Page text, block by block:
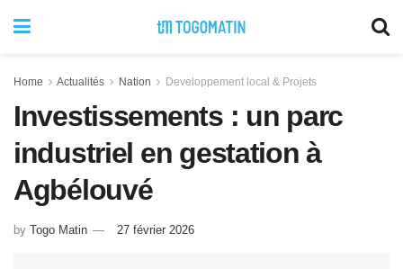
Home Actualités Nation Developpement local & Projets
Investissements : un parc
industriel en gestation à
Agbélouvé
by Togo Matin 27 février 2026